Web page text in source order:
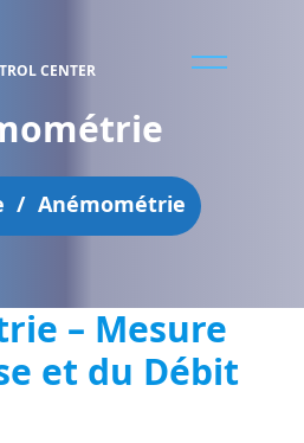
CENTER
/ Anémométrie
– Mesure
et du Débit